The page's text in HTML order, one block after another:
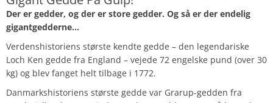
Der er gedder, og der er store gedder. Og så er der endelig
gigantgedderne…
Verdenshistoriens største kendte gedde – den legendariske
Loch Ken gedde fra England – vejede 72 engelske pund (over 30
kg) og blev fanget helt tilbage i 1772.
Danmarkshistoriens største gedde var Grarup-gedden fra